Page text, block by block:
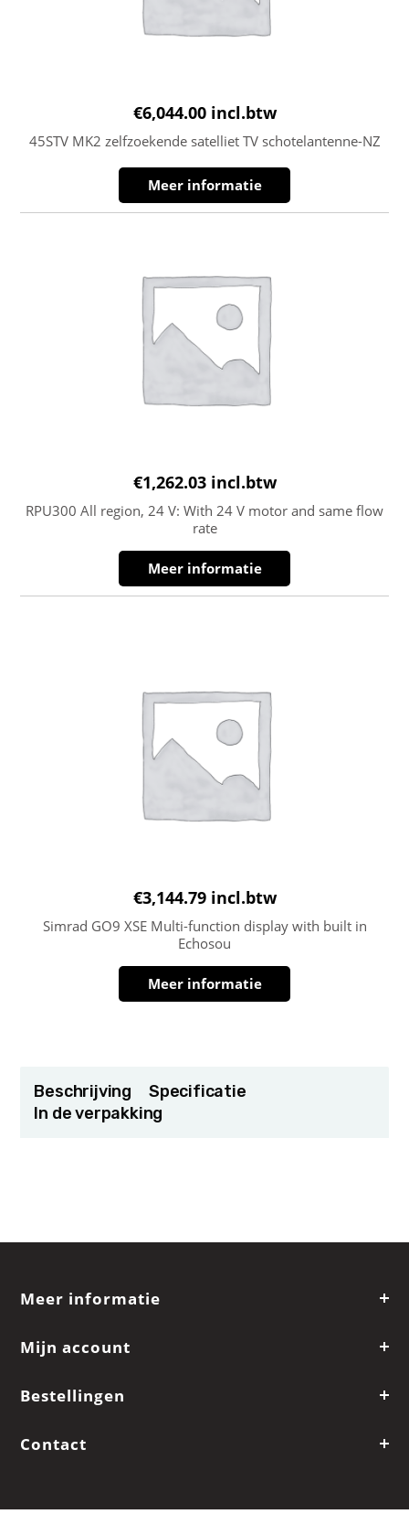
€6,044.00 incl.btw
45STV MK2 zelfzoekende satelliet TV schotelantenne-NZ
Meer informatie
€1,262.03 incl.btw
RPU300 All region, 24 V: With 24 V motor and same flow
rate
Meer informatie
€3,144.79 incl.btw
Simrad GO9 XSE Multi-function display with built in
Echosou
Meer informatie
Beschrijving
Specificatie
In de verpakking
Meer informatie
Mijn account
Bestellingen
Contact